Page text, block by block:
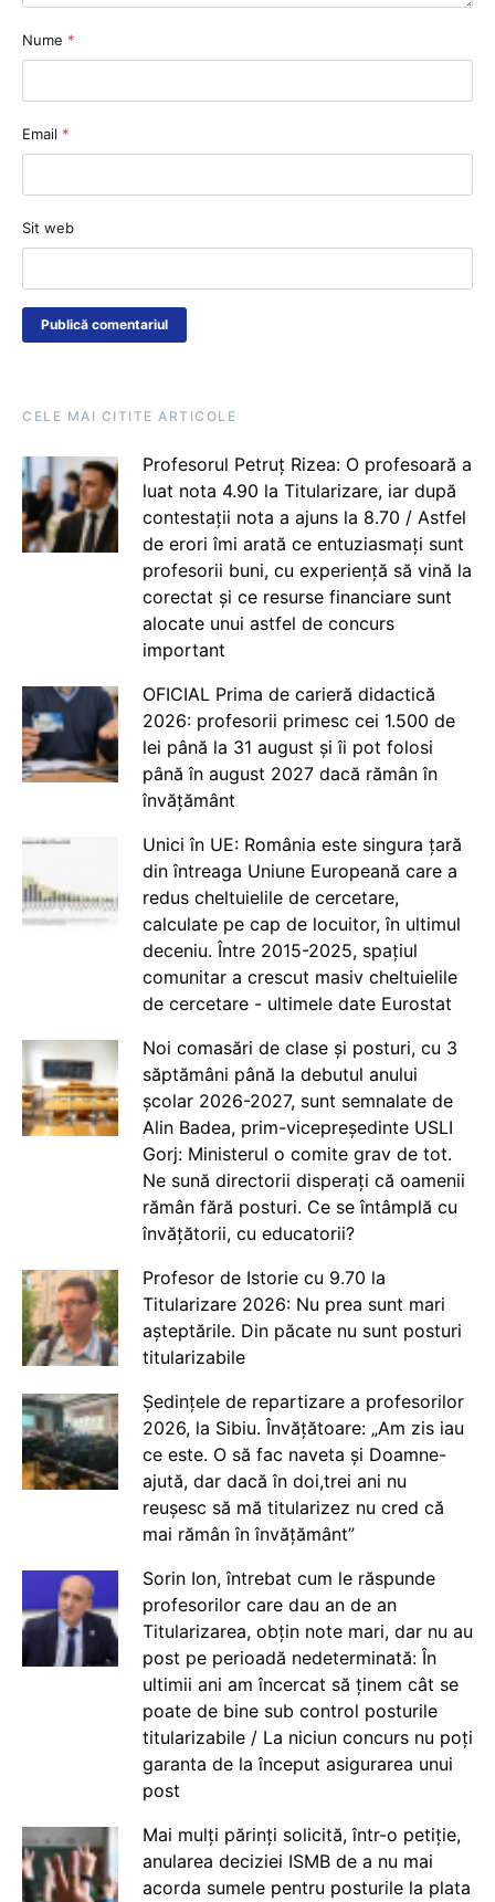
Nume *
Email *
Sit web
CELE MAI CITITE ARTICOLE
Profesorul Petruț Rizea: O profesoară a
luat nota 4.90 la Titularizare, iar după
contestații nota a ajuns la 8.70 / Astfel
de erori îmi arată ce entuziasmați sunt
profesorii buni, cu experiență să vină la
corectat și ce resurse financiare sunt
alocate unui astfel de concurs
important
OFICIAL Prima de carieră didactică
2026: profesorii primesc cei 1.500 de
lei până la 31 august și îi pot folosi
până în august 2027 dacă rămân în
învățământ
Unici în UE: România este singura țară
din întreaga Uniune Europeană care a
redus cheltuielile de cercetare,
calculate pe cap de locuitor, în ultimul
deceniu. Între 2015-2025, spațiul
comunitar a crescut masiv cheltuielile
de cercetare - ultimele date Eurostat
Noi comasări de clase și posturi, cu 3
săptămâni până la debutul anului
școlar 2026-2027, sunt semnalate de
Alin Badea, prim-vicepreședinte USLI
Gorj: Ministerul o comite grav de tot.
Ne sună directorii disperați că oamenii
rămân fără posturi. Ce se întâmplă cu
învățătorii, cu educatorii?
Profesor de Istorie cu 9.70 la
Titularizare 2026: Nu prea sunt mari
așteptările. Din păcate nu sunt posturi
titularizabile
Ședințele de repartizare a profesorilor
2026, la Sibiu. Învățătoare: „Am zis iau
ce este. O să fac naveta și Doamne-
ajută, dar dacă în doi,trei ani nu
reușesc să mă titularizez nu cred că
mai rămân în învățământ”
Sorin Ion, întrebat cum le răspunde
profesorilor care dau an de an
Titularizarea, obțin note mari, dar nu au
post pe perioadă nedeterminată: În
ultimii ani am încercat să ținem cât se
poate de bine sub control posturile
titularizabile / La niciun concurs nu poți
garanta de la început asigurarea unui
post
Mai mulți părinți solicită, într-o petiție,
anularea deciziei ISMB de a nu mai
acorda sumele pentru posturile la plata